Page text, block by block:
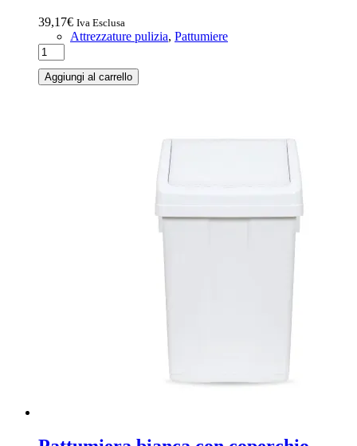
39,17€ Iva Esclusa
Attrezzature pulizia, Pattumiere
Aggiungi al carrello